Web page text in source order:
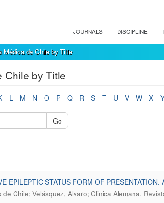
JOURNALS DISCIPLINE
Médica de Chile by Title
Chile by Title
L M N O P Q R S T U V W X Y
Go
EPILEPTIC STATUS FORM OF PRESENTATION.
Chile; Velásquez, Alvaro; Clinica Alemana.